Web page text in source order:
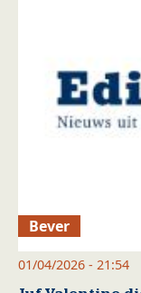
Bever
01/04/2026 - 21:54